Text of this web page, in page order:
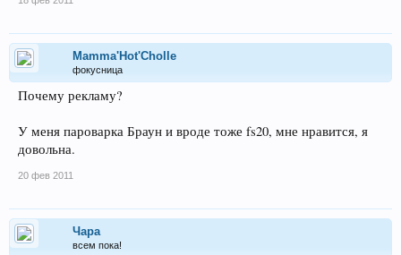
Mamma'Hot'Cholle
фокусница
Почему рекламу?
У меня пароварка Браун и вроде тоже fs20, мне нравится, я
довольна.
20 фев 2011
Чара
всем пока!